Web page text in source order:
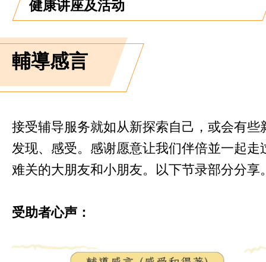
健康讲座及活动
輔導感言
接受辅导服务就如从新探索自己，或会有些
发现、感受。感谢愿意让我们伴倍並一起走
难关的大朋友和小朋友。以下节录部分分享
受助者心声：